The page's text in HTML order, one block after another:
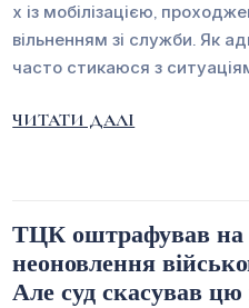
х із мобілізацією,
вільненням зі служби. Як
часто стикаюся з
ЧИТАТИ ДАЛІ
ТЦК оштрафував на
неоновлення
Але суд скасував цю